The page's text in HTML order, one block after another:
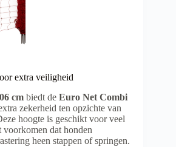
extra veiligheid
cm biedt de Euro Net Combi
zekerheid ten opzichte van
hoogte is geschikt voor veel
voorkomen dat honden
heen stappen of springen.